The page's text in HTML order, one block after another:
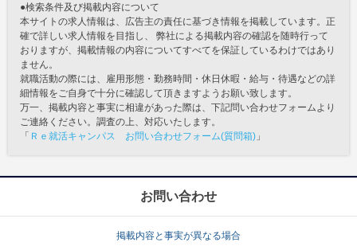
●検索条件及び掲載内容について
本サイトの求人情報は、広告主の責任に基づき情報を掲載しています。正
確で詳しい求人情報を目指し、 弊社による掲載内容の確認を随時行って
おりますが、掲載情報の内容についてすべてを保証しているわけではあり
ません。
就職活動の際には、雇用形態・勤務時間・休日休暇・給与・待遇などの詳
細情報をご自身で十分に確認して頂きますようお願い致します。
万一、掲載内容と事実に相違があった際は、下記問い合わせフォームより
ご連絡ください。調査の上、対応いたします。
「 Ｒｅ就活キャンパス お問い合わせフォーム(質問箱) 」
お問い合わせ
掲載内容と事実が異なる場合